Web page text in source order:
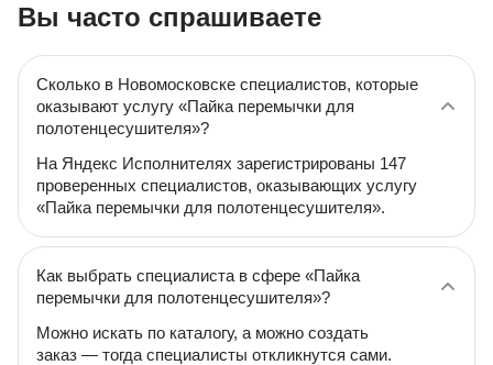
Вы часто спрашиваете
Сколько в Новомосковске специалистов, которые
оказывают услугу «Пайка перемычки для
полотенцесушителя»?
На Яндекс Исполнителях зарегистрированы 147
проверенных специалистов, оказывающих услугу
«Пайка перемычки для полотенцесушителя».
Как выбрать специалиста в сфере «Пайка
перемычки для полотенцесушителя»?
Можно искать по каталогу, а можно создать
заказ — тогда специалисты откликнутся сами.